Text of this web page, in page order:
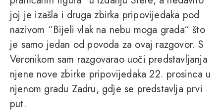
joj je izašla i druga zbirka pripovijedaka pod
nazivom “Bijeli vlak na nebu moga grada“ što
je samo jedan od povoda za ovaj razgovor. S
Veronikom sam razgovarao uoči predstavljanja
njene nove zbirke pripovijedaka 22. prosinca u
njenom gradu Zadru, gdje se predstavlja prvi
put.